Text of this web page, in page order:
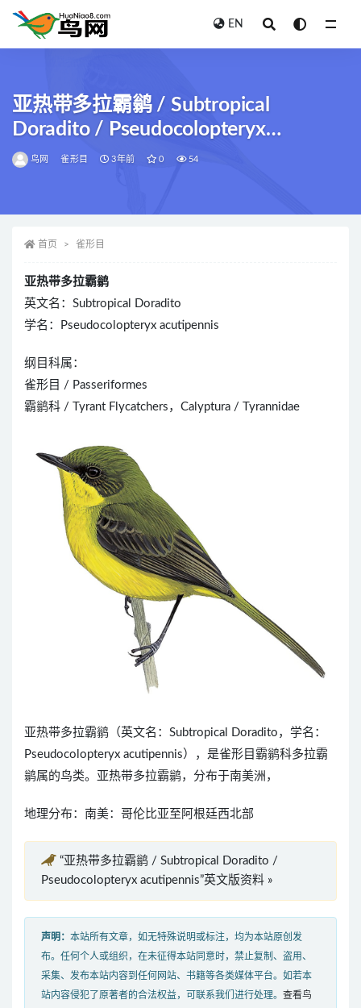
EN
亚热带多拉霸鹟 / Subtropical
Doradito / Pseudocolopteryx
acutipennis
鸟网 雀形目 3年前 0 54
首页 雀形目
亚热带多拉霸鹟
英文名：Subtropical Doradito
学名：Pseudocolopteryx acutipennis
纲目科属：
雀形目 / Passeriformes
霸鹟科 / Tyrant Flycatchers，Calyptura / Tyrannidae
亚热带多拉霸鹟（英文名：Subtropical Doradito，学名：
Pseudocolopteryx acutipennis），是雀形目霸鹟科多拉霸
鹟属的鸟类。亚热带多拉霸鹟，分布于南美洲，
地理分布：南美：哥伦比亚至阿根廷西北部
“亚热带多拉霸鹟 / Subtropical Doradito /
Pseudocolopteryx acutipennis”英文版资料 »
声明： 本站所有文章，如无特殊说明或标注，均为本站原创发
布。任何个人或组织，在未征得本站同意时，禁止复制、盗用、
采集、发布本站内容到任何网站、书籍等各类媒体平台。如若本
站内容侵犯了原著者的合法权益，可联系我们进行处理。 查看鸟